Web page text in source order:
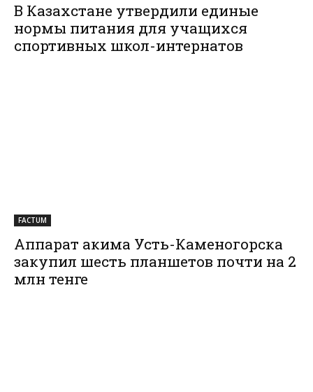
В Казахстане утвердили единые
нормы питания для учащихся
спортивных школ-интернатов
FACTUM
Аппарат акима Усть-Каменогорска
закупил шесть планшетов почти на 2
млн тенге